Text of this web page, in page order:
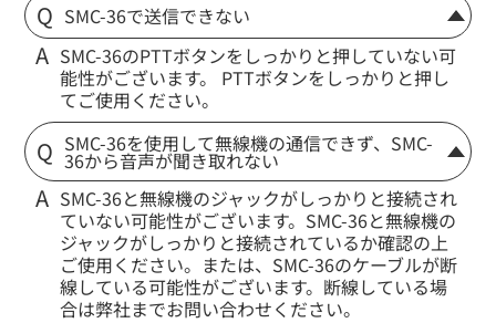
SMC-36で送信できない
SMC-36のPTTボタンをしっかりと押していない可
能性がございます。 PTTボタンをしっかりと押し
てご使用ください。
SMC-36を使用して無線機の通信できず、SMC-
36から音声が聞き取れない
SMC-36と無線機のジャックがしっかりと接続され
ていない可能性がございます。SMC-36と無線機の
ジャックがしっかりと接続されているか確認の上
ご使用ください。または、SMC-36のケーブルが断
線している可能性がございます。断線している場
合は弊社までお問い合わせください。